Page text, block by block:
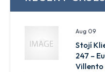
Aug 09
Stojí
247 –
Villento